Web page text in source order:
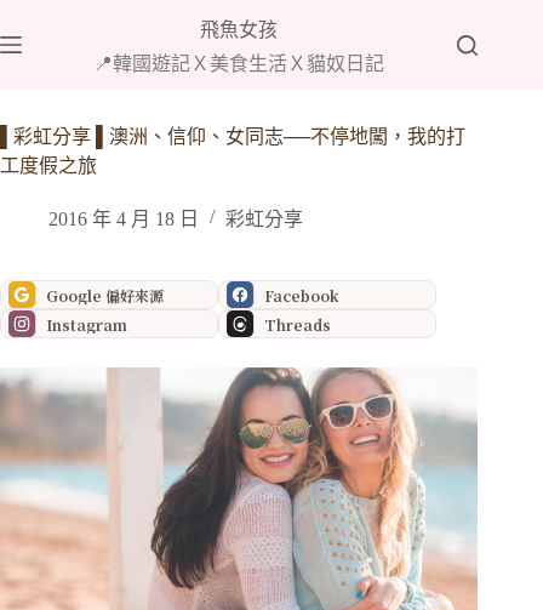
至
內
容
飛魚女孩
📍韓國遊記Ｘ美食生活Ｘ貓奴日記
▌彩虹分享 ▌澳洲、信仰、女同志──不停地闖，我的打
工度假之旅
2016 年 4 月 18 日 彩虹分享
Google 偏好來源
Facebook
Instagram
Threads